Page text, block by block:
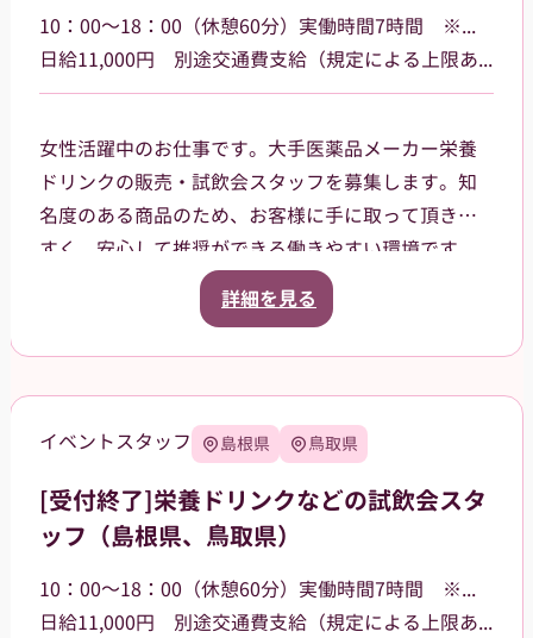
らでご用意します。
持参物： 黒パンツまたはチノパン、動きやすいスニ
10：00～18：00（休憩60分）実働時間7時間 ※勤務場所によって多少時間が異なる場合があります
日給11,000円 別途交通費支給（規定による上限あり）
女性活躍中のお仕事です。大手医薬品メーカー栄養
ドリンクの販売・試飲会スタッフを募集します。知
名度のある商品のため、お客様に手に取って頂きや
すく、安心して推奨ができる働きやすい環境です。
一都六県（茨城県、栃木県、群馬県、埼玉県、千葉
県、東京都、神奈川県）など各地のドラッグスト
詳細を見る
イベントスタッフ 島根県 鳥取県
[受付終了]栄養ドリンクなどの試飲会スタ
ッフ（島根県、鳥取県）
10：00～18：00（休憩60分）実働時間7時間 ※勤務場所によって多少時間が異なる場合があります
日給11,000円 別途交通費支給（規定による上限あり）